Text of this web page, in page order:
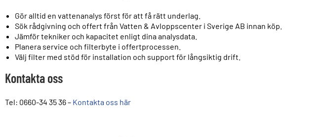
Gör alltid en vattenanalys först för att få rätt underlag.
Sök rådgivning och offert från Vatten & Avloppscenter i Sverige AB innan köp.
Jämför tekniker och kapacitet enligt dina analysdata.
Planera service och filterbyte i offertprocessen.
Välj filter med stöd för installation och support för långsiktig drift.
Kontakta oss
Tel: 0660-34 35 36 – Kontakta oss här